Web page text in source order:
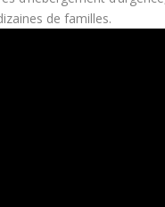
de familles.